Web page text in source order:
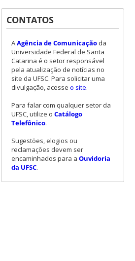
CONTATOS
AAgência de Comunicaçãoda
Universidade Federal de Santa
Catarina é o setor responsável
pela atualização de notícias no
site da UFSC. Para solicitar uma
divulgação, acesse o site.
Para falar com qualquer setor da
UFSC, utilize o Catálogo
Telefônico.
Sugestões, elogios ou
reclamações devem ser
encaminhados para a Ouvidoria
da UFSC.